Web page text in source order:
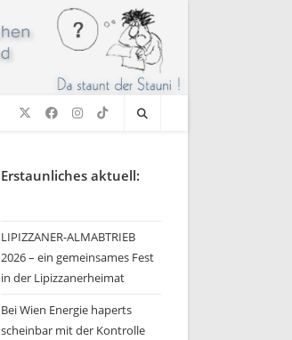
Erstaunliches aktuell:
LIPIZZANER-ALMABTRIEB
2026 – ein gemeinsames Fest
in der Lipizzanerheimat
Bei Wien Energie haperts
scheinbar mit der Kontrolle